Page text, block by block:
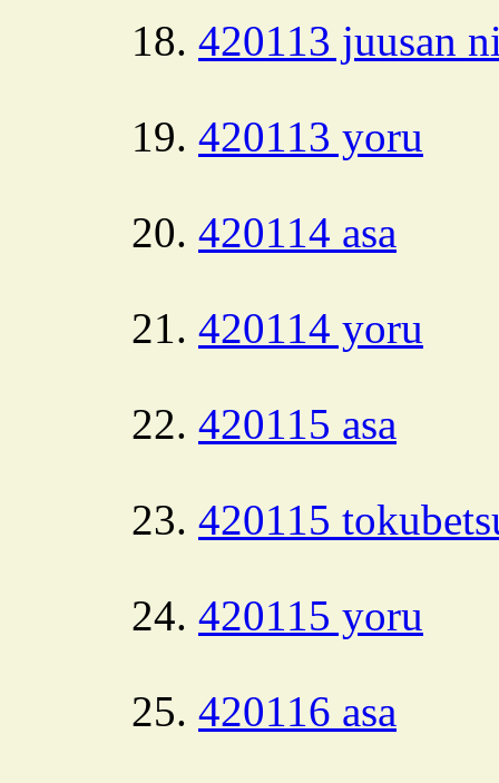
420113 juusan
420113 yoru
420114 asa
420114 yoru
420115 asa
420115
420115 yoru
420116 asa